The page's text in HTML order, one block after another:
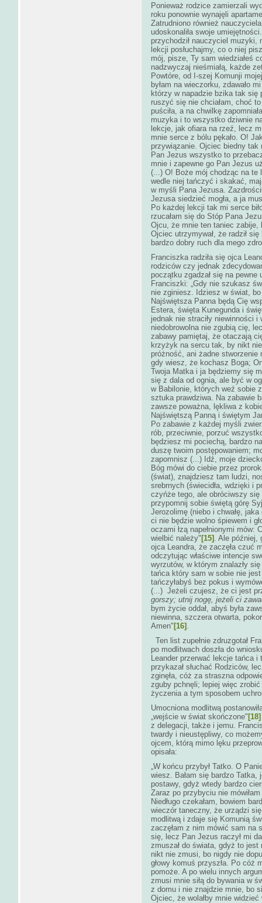
Ponieważ rodzice zamierzali
roku ponownie wynajęli
Zatrudniono również
udoskonaliła swoje
przychodził nauczyciel
lekcji posłuchajmy, co o niej
mój, pisze, Ty sam wiedziałeś
nadzwyczaj nieśmiałą, każde
Powtóre, od I‑szej Komunji
byłam na wieczorku, zdawało
którzy w napadzie bzika tak
ruszyć się nie chciałam, choć
puściła, a na chwilkę
muzyka i to wszystko dziwnie
lekcje, jak ofiara na rzeź, lecz
mnie serce z bólu pękało. O!
przywiązanie. Ojciec biedny tak
Pan Jezus wszystko to
mnie i zapewne go Pan Jezus
(...) O! Boże mój chodząc na te
wedle niej tańczyć i skakać,
w myśli Pana Jezusa.
Jezusa siedzieć mogła, a ja
Po każdej lekcji tak mi serce
rzucałam się do Stóp Pana
Ojcu, że mnie ten taniec
Ojciec utrzymywał, że radził
bardzo dobry ruch dla mego
Franciszka radziła się ojca
rodziców czy jednak
początku zgadzał się na
Franciszki: „Gdy nie szukasz
nie zginiesz. Idziesz w świat,
Najświętsza Panna będą Cię
Estera, święta Kunegunda i
jednak nie straciły niewinności
niedobrowolna nie zgubią cię,
zabawy pamiętaj, że otaczają
krzyżyk na sercu tak, by nikt
próżność, ani żadne stworzenie
gdy wiesz, że kochasz Boga;
Twoja Matka i ja będziemy się
się z dala od ognia, ale być w
w Babilonie, których weź sobie
sztuka prawdziwa. Na zabawie
zawsze poważna, lękliwa z
Najświętszą Panną i świętym
Po zabawie z każdej myśli
rób, przeciwnie, porzuć
będziesz mi pociechą, bardzo
duszę twoim postępowaniem;
zapomnisz (...) Idź, moje
Bóg mówi do ciebie przez
(świat), znajdziesz tam ludzi,
srebrnych (świecidła, wdzięki i
czyńże tego, ale obróciwszy
przypomnij sobie świętą górę
Jerozolimę (niebo i chwałę,
ci nie będzie wolno śpiewem i
oczami łzą napełnionymi
wielbić należy" [15] . Ale później,
ojca Leandra, że zaczęła czuć
odczytując właściwe intencje
wyrzutów, w którym znalazły
tańca który sam w sobie nie jest
tańczyłabyś bez pokus i
(...) Jeżeli czujesz, że ci jest
gorszy; utnij nogę, jeżeli ci
bym życie oddał, abyś była
niewinna, szczera otwarta,
Amen" [16] .
Ten list zupełnie zdruzgotał
po modlitwach doszła do
Leander przerwać lekcje tańca i
przykazał słuchać Rodziców,
zginęła, cóż za straszna
zguby pchnęli; lepiej więc
życzenia a tym sposobem
Umocniona modlitwą
„wejście w świat skończone" [18]
z delegacji, także i jemu.
twardy i nieustępliwy, co
ojcem, którą mimo lęku
opisała:
„W końcu przybył Tatko. O
wiesz. Bałam się bardzo Tatka,
postawy, gdyż wtedy bardzo
Zaraz po przybyciu nie
Niedługo czekałam, bowiem
wieczór taneczny, że urządzi
modlitwą i zdaje się Komunią
zaczęłam z nim mówić sam na
się, lecz Pan Jezus raczył mi
zmuszał do świata, gdyż to jest
nikt nie zmusi, bo nigdy nie
głowy komuś przyszła. Po cóż
pomoże. A po wielu innych
zmusi mnie siłą do bywania w
z domu i nie znajdzie mnie, bo
Ojciec, że wolałby mnie